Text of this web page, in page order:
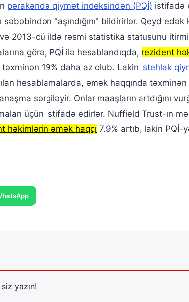
pərakəndə qiymət indeksindən (PQİ) istifadə
səbəbindən "aşındığını" bildirirlər. Qeyd edək
və 2013-cü ildə rəsmi statistika statusunu
görə, PQİ ilə hesablandıqda, rezident
19% daha az olub. Lakin istehlak
hesablamalarda, əmək haqqında təxminən
sərgiləyir. Onlar maaşların artdığını
üçün istifadə edirlər. Nuffield Trust-ın
həkimlərin əmək haqqı 7.9% artıb, lakin PQİ-
yazın!